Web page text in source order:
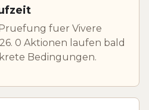
fuer Vivere
0 Aktionen laufen bald
Bedingungen.